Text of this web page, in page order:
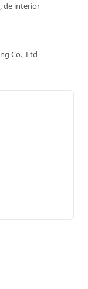
de interior
Co., Ltd